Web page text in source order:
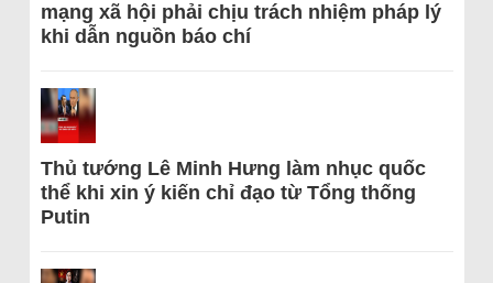
mạng xã hội phải chịu trách nhiệm pháp lý
khi dẫn nguồn báo chí
Thủ tướng Lê Minh Hưng làm nhục quốc
thể khi xin ý kiến chỉ đạo từ Tổng thống
Putin